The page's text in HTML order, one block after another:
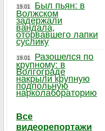
19.01
Был пьян: в
Волжском
задержали
вандала,
оторвавшего лапки
суслику
19.01
Разошелся по
крупному: в
Волгограде
накрыли крупную
подпольную
нарколабораторию
Все
видеорепортажи